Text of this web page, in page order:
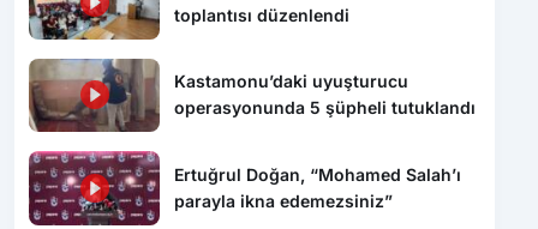
toplantısı düzenlendi
Kastamonu’daki uyuşturucu
operasyonunda 5 şüpheli tutuklandı
Ertuğrul Doğan, “Mohamed Salah’ı
parayla ikna edemezsiniz”